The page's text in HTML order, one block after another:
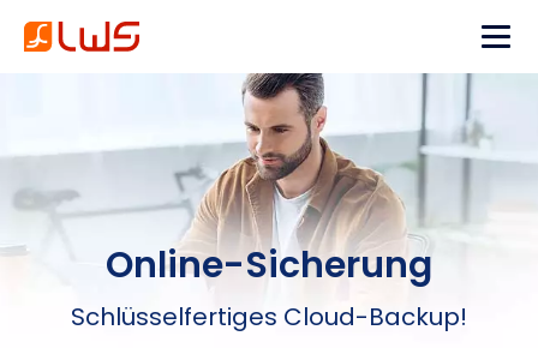
Online-Sicherung
Schlüsselfertiges Cloud-Backup!